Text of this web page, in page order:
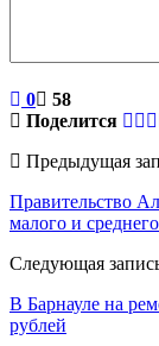
0
58
Поделится
Предыдущая
Правительство
малого и
Следующая
В Барнауле на
рублей